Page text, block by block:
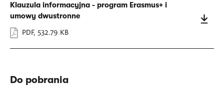
Klauzula informacyjna - program Erasmus+ i
umowy dwustronne
PDF, 532.79 KB
Do pobrania